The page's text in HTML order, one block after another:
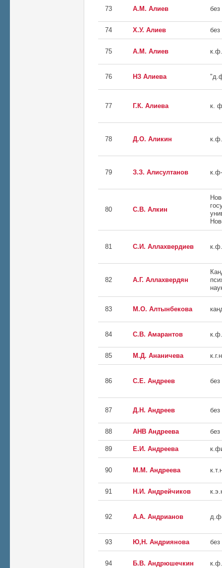
73 А.М. Алиев без
74 Х.У. Алиев без
75 А.М. Алиев
76 НЗ Алиева
77 Г.К. Алиева к.
78 Д.О. Аликин
79 З.З. Алисултанов
80 С.В. Алкин
81 С.И. Аллахвердиев
82 А.Г. Аллахвердян
83 М.О. Алтынбекова
84 С.В. Амарантов
85 М.Д. Ананичева
86 С.Е. Андреев без
87 Д.Н. Андреев без
88 АНВ Андреева без
89 Е.И. Андреева
90 М.М. Андреева
91 Н.И. Андрейчиков
92 А.А. Андрианов
93 Ю,Н. Андриянова без
94 Б.В. Андрюшечкин